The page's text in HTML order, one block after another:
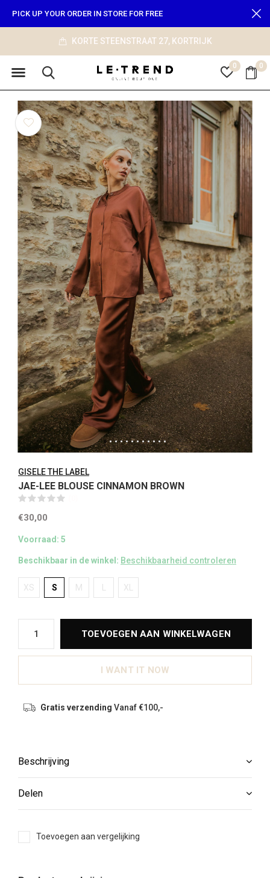
0 0
PICK UP YOUR ORDER IN STORE FOR FREE
GISELE THE LABEL
JAE-LEE BLOUSE CINNAMON BROWN
€30,00
Voorraad: 5
Beschikbaar in de winkel: Beschikbaarheid controleren
XS S M XL
TOEVOEGEN AAN WINKELWAGEN
I WANT IT NOW
Gratis verzending Vanaf €100,-
Beschrijving
Delen
Toevoegen aan vergelijking